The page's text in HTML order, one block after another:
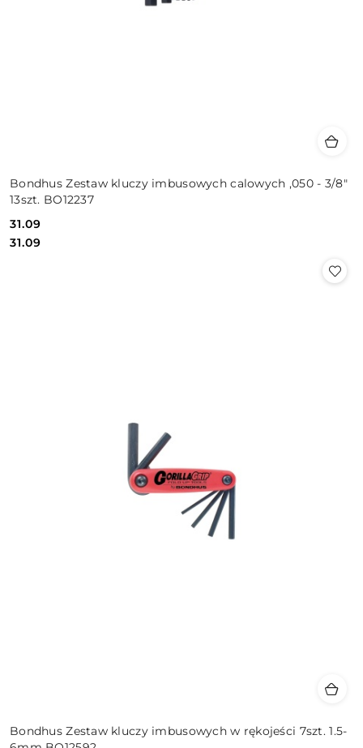
Bondhus Zestaw kluczy imbusowych calowych ,050 - 3/8"
13szt. BO12237
Cena:
31.09
Cena:
31.09
Bondhus Zestaw kluczy imbusowych w rękojeści 7szt. 1.5-